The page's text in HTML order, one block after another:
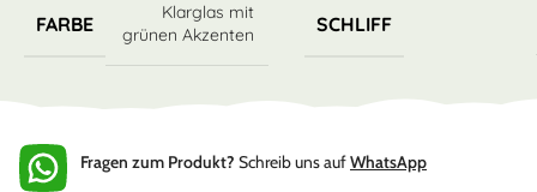
FARBE
Klarglas mit
grünen Akzenten
SCHLIFF
Fragen zum Produkt? Schreib uns aufWhatsApp